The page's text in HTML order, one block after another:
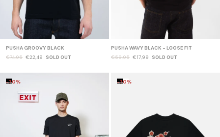
PUSHA GROOVY BLACK
€74,95 €22,49 SOLD OUT
PUSHA WAVY BLACK - LOOSE FIT
€59,95 €17,99 SOLD OUT
-70% -70%